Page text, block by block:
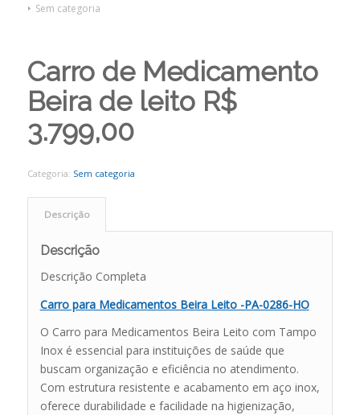
Sem categoria
Carro de Medicamento
Beira de leito R$
3.799,00
Categoria: Sem categoria
Descrição
Descrição
Descrição Completa
Carro para Medicamentos Beira Leito -PA-0286-HO
O Carro para Medicamentos Beira Leito com Tampo
Inox é essencial para instituições de saúde que
buscam organização e eficiência no atendimento.
Com estrutura resistente e acabamento em aço inox,
oferece durabilidade e facilidade na higienização,